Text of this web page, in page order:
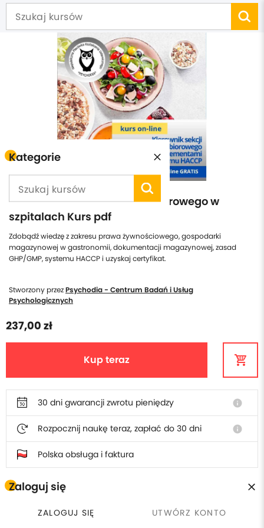
Kategorie
Zaloguj się
ZALOGUJ SIĘ UTWÓRZ KONTO
Kierownik sekcji żywienia zbiorowego w
szpitalach Kurs pdf
Zdobądź wiedzę z zakresu prawa żywnościowego, gospodarki
magazynowej w gastronomii, dokumentacji magazynowej, zasad
GHP/GMP, systemu HACCP i uzyskaj certyfikat.
Stworzony przezPsychodia - Centrum Badań i Usług
Psychologicznych
237,00 zł
Kup teraz
30 dni gwarancji zwrotu pieniędzy info
Rozpocznij naukę teraz, zapłać do 30 dni info
Polska obsługa i faktura
W cenie poradnika otrzymasz